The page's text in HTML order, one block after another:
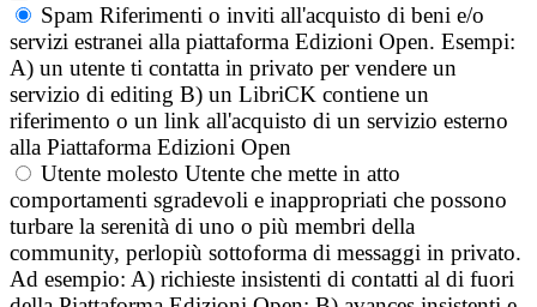
Spam Riferimenti o inviti all'acquisto di beni e/o
servizi estranei alla piattaforma Edizioni Open. Esempi:
A) un utente ti contatta in privato per vendere un
servizio di editing B) un LibriCK contiene un
riferimento o un link all'acquisto di un servizio esterno
alla Piattaforma Edizioni Open
Utente molesto Utente che mette in atto
comportamenti sgradevoli e inappropriati che possono
turbare la serenità di uno o più membri della
community, perlopiù sottoforma di messaggi in privato.
Ad esempio: A) richieste insistenti di contatti al di fuori